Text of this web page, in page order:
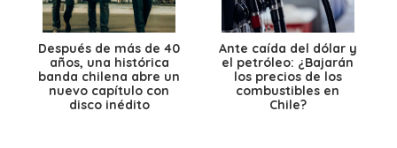
Después de más de 40
años, una histórica
banda chilena abre un
nuevo capítulo con
disco inédito
Ante caída del dólar y
el petróleo: ¿Bajarán
los precios de los
combustibles en
Chile?